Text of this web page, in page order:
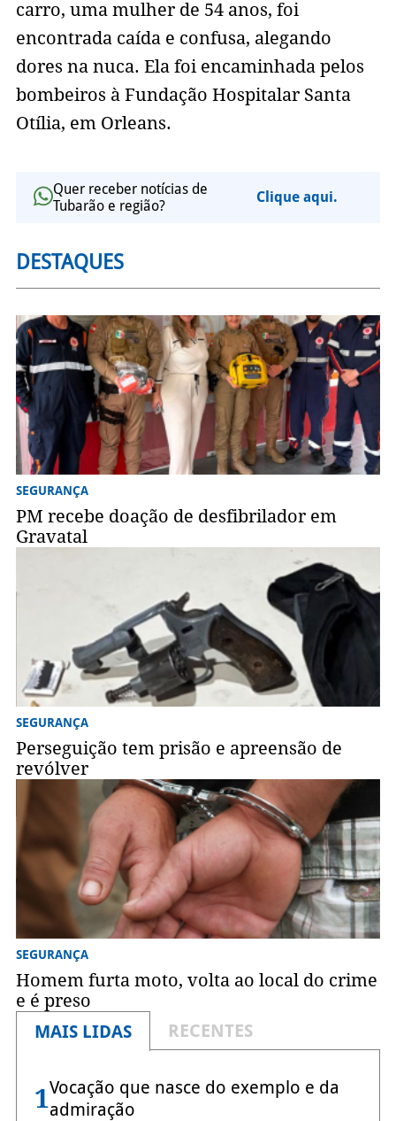
carro, uma mulher de 54 anos, foi
encontrada caída e confusa, alegando
dores na nuca. Ela foi encaminhada pelos
bombeiros à Fundação Hospitalar Santa
Otília, em Orleans.
Quer receber notícias de
Tubarão e região?
Clique aqui.
DESTAQUES
SEGURANÇA
PM recebe doação de desfibrilador em
Gravatal
SEGURANÇA
Perseguição tem prisão e apreensão de
revólver
SEGURANÇA
Homem furta moto, volta ao local do crime
e é preso
MAIS LIDAS
RECENTES
1Vocação que nasce do exemplo e da
admiração